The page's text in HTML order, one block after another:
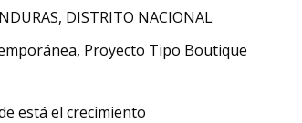
DISTRITO NACIONAL
Proyecto Tipo Boutique
está el crecimiento